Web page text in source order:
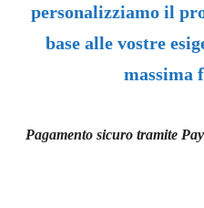
personalizziamo il
base alle vostre
massima
Pagamento sicuro tramite